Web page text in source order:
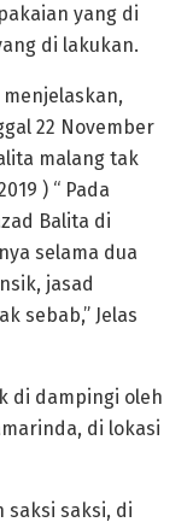
yang di
di lakukan.
22 November
malang tak
) “ Pada
Balita di
selama dua
jasad
sebab,” Jelas
di dampingi oleh
di lokasi
saksi saksi, di